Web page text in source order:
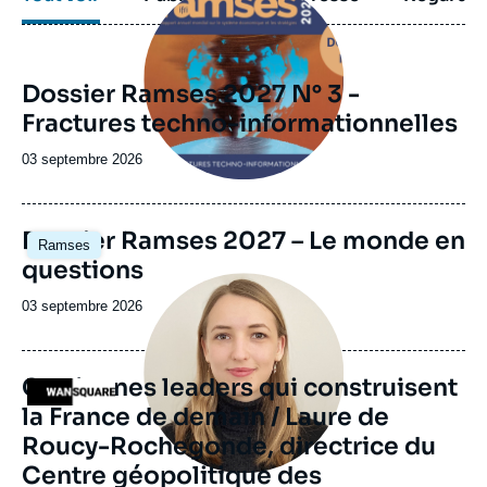
principale
Dossier Ramses 2027 N° 3 -
Fractures techno-informationnelles
Date
publication
03 septembre 2026
Ramses
Image
principale
Dossier Ramses 2027 – Le monde en
questions
Date
publication
03 septembre 2026
Logo
principale
médiatique
Ces jeunes leaders qui construisent
la France de demain / Laure de
Roucy-Rochegonde, directrice du
Centre géopolitique des